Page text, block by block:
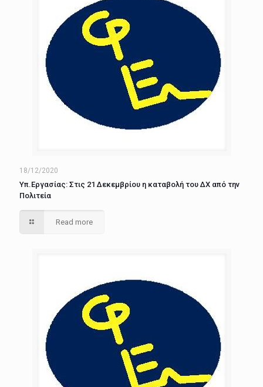
18/12/2020
Υπ.Εργασίας: Στις 21 Δεκεμβρίου η καταβολή του ΔΧ από την
Πολιτεία
Read more